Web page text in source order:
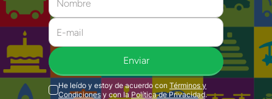
Enviar
He leído y estoy de acuerdo con Términos y
Condiciones y con la Política de Privacidad.